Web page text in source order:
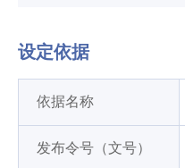
设定依据
依据名称
发布令号（文号）